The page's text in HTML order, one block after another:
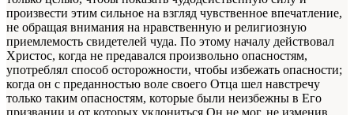
произвести этим сильное на взгляд чувственное впечатление,
не обращая внимания на нравственную и религиозную
приемлемость свидетелей чуда. По этому началу действовал
Христос, когда не предавался произвольно опасностям,
употреблял способ осторожности, чтобы избежать опасности;
когда он с преданностью воле своего Отца шел навстречу
только таким опасностям, которые были неизбежны в Его